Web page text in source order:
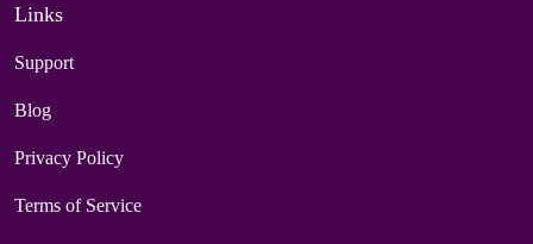
Links
Support
Blog
Privacy Policy
Terms of Service